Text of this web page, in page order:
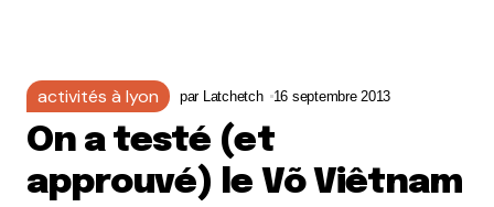
activités à lyon par Latchetch 16 septembre 2013
On a testé (et
approuvé) le Võ Viêtnam